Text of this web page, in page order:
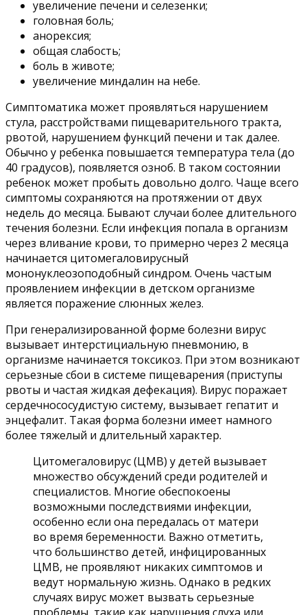
увеличение печени и селезенки;
головная боль;
анорексия;
общая слабость;
боль в животе;
увеличение миндалин на небе.
Симптоматика может проявляться нарушением
стула, расстройствами пищеварительного тракта,
рвотой, нарушением функций печени и так далее.
Обычно у ребенка повышается температура тела (до
40 градусов), появляется озноб. В таком состоянии
ребенок может пробыть довольно долго. Чаще всего
симптомы сохраняются на протяжении от двух
недель до месяца. Бывают случаи более длительного
течения болезни. Если инфекция попала в организм
через вливание крови, то примерно через 2 месяца
начинается цитомегаловирусный
мононуклеозоподобный синдром. Очень частым
проявлением инфекции в детском организме
является поражение слюнных желез.
При генерализированной форме болезни вирус
вызывает интерстициальную пневмонию, в
организме начинается токсикоз. При этом возникают
серьезные сбои в системе пищеварения (приступы
рвоты и частая жидкая дефекация). Вирус поражает
сердечнососудистую систему, вызывает гепатит и
энцефалит. Такая форма болезни имеет намного
более тяжелый и длительный характер.
Цитомегаловирус (ЦМВ) у детей вызывает
множество обсуждений среди родителей и
специалистов. Многие обеспокоены
возможными последствиями инфекции,
особенно если она передалась от матери
во время беременности. Важно отметить,
что большинство детей, инфицированных
ЦМВ, не проявляют никаких симптомов и
ведут нормальную жизнь. Однако в редких
случаях вирус может вызвать серьезные